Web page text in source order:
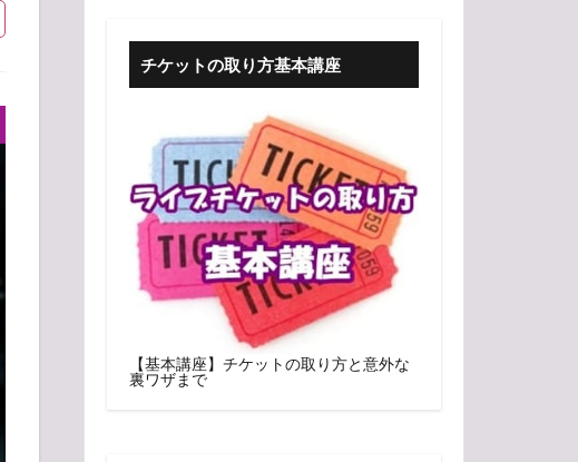
チケットの取り方基本講座
【基本講座】チケットの取り方と意外な
裏ワザまで